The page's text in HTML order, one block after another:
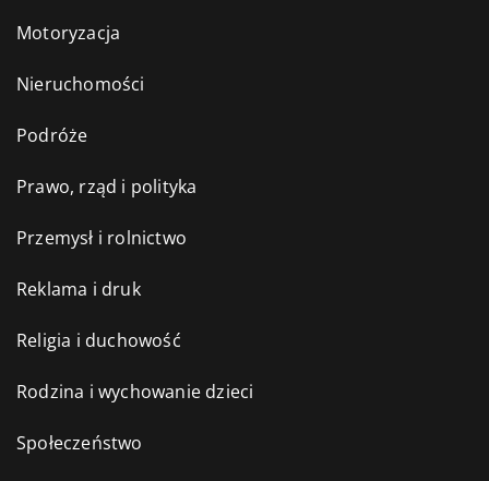
Motoryzacja
Nieruchomości
Podróże
Prawo, rząd i polityka
Przemysł i rolnictwo
Reklama i druk
Religia i duchowość
Rodzina i wychowanie dzieci
Społeczeństwo